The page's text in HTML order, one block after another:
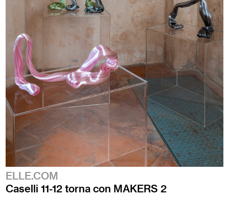
ELLE.COM
Caselli 11-12 torna con MAKERS 2